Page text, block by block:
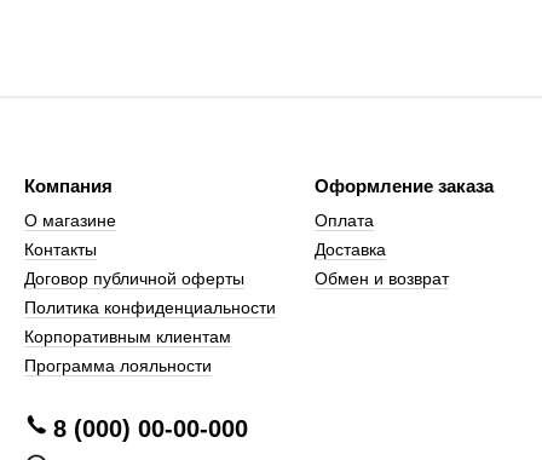
Компания
О магазине
Контакты
Договор публичной оферты
Политика конфиденциальности
Корпоративным клиентам
Программа лояльности
Оформление заказа
Оплата
Доставка
Обмен и возврат
8 (000) 00-00-000